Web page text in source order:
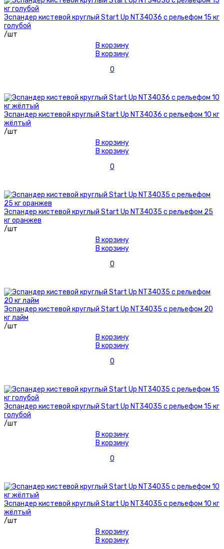
Эспандер кистевой круглый Start Up NT34036 с рельефом 15 кг
голубой
/шт
В корзину
В корзину
0
Эспандер кистевой круглый Start Up NT34036 с рельефом 10 кг
жёлтый
/шт
В корзину
В корзину
0
Эспандер кистевой круглый Start Up NT34035 с рельефом 25
кг оранжев
/шт
В корзину
В корзину
0
Эспандер кистевой круглый Start Up NT34035 с рельефом 20
кг лайм
/шт
В корзину
В корзину
0
Эспандер кистевой круглый Start Up NT34035 с рельефом 15 кг
голубой
/шт
В корзину
В корзину
0
Эспандер кистевой круглый Start Up NT34035 с рельефом 10 кг
жёлтый
/шт
В корзину
В корзину